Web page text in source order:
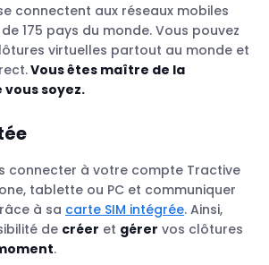
connectent aux réseaux mobiles
175 pays du monde. Vous pouvez
virtuelles partout au monde et
Vous êtes maître de la
soyez.
connecter à votre compte Tractive
tablette ou PC et communiquer
à sa carte SIM intégrée. Ainsi,
de créer et gérer vos clôtures
.